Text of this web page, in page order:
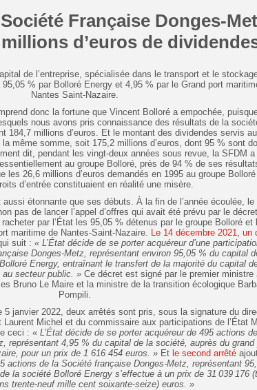
Française Donges-
d’euros de
de l’entreprise, spécialisée dans le transport et le
95,05 % par Bolloré Energy et 4,95 % par le Grand port
Nantes Saint-Nazaire.
donc la fortune que Vincent Bolloré a empochée,
nous avons pris connaissance des résultats de la
184,7 millions d’euros. Et le montant des dividendes servis
même somme, soit 175,2 millions d’euros, dont 95 % sont
dit, pendant les vingt-deux années sous revue, la SFDM
au groupe Bolloré, près de 94 % de ses
les 26,6 millions d’euros demandés en 1995 au groupe
d’entrée constituaient en réalité une misère.
aussi étonnante que ses débuts. À la fin de l’année écoulée, le
pas de lancer l’appel d’offres qui avait été prévu par le
par l’État les 95,05 % détenus par le groupe Bolloré et
maritime de Nantes-Saint-Nazaire.
Le 14 décembre 2021, un
suit : « L’État décide de se porter acquéreur d’une
Donges-Metz, représentant environ 95,05 % du capital
Energy, entraînant le transfert de la majorité du capital
secteur public. »Ce décret est signé par le premier ministre
Bruno Le Maire et la ministre de la transition écologique
Pompili.
5 janvier 2022, deux arrêtés sont pris, sous la signature du
Laurent Michel et du commissaire aux participations de l’État
ceci : « L’État décide de se porter acquéreur de 495 actions
représentant 4,95 % du capital de la société, auprès du grand
pour un prix de 1 616 454 euros. »Et le second arrêté
actions de la Société française Donges-Metz, représentant
la société Bolloré Energy s’effectue à un prix de 31 039 176
trente-neuf mille cent soixante-seize) euros. »